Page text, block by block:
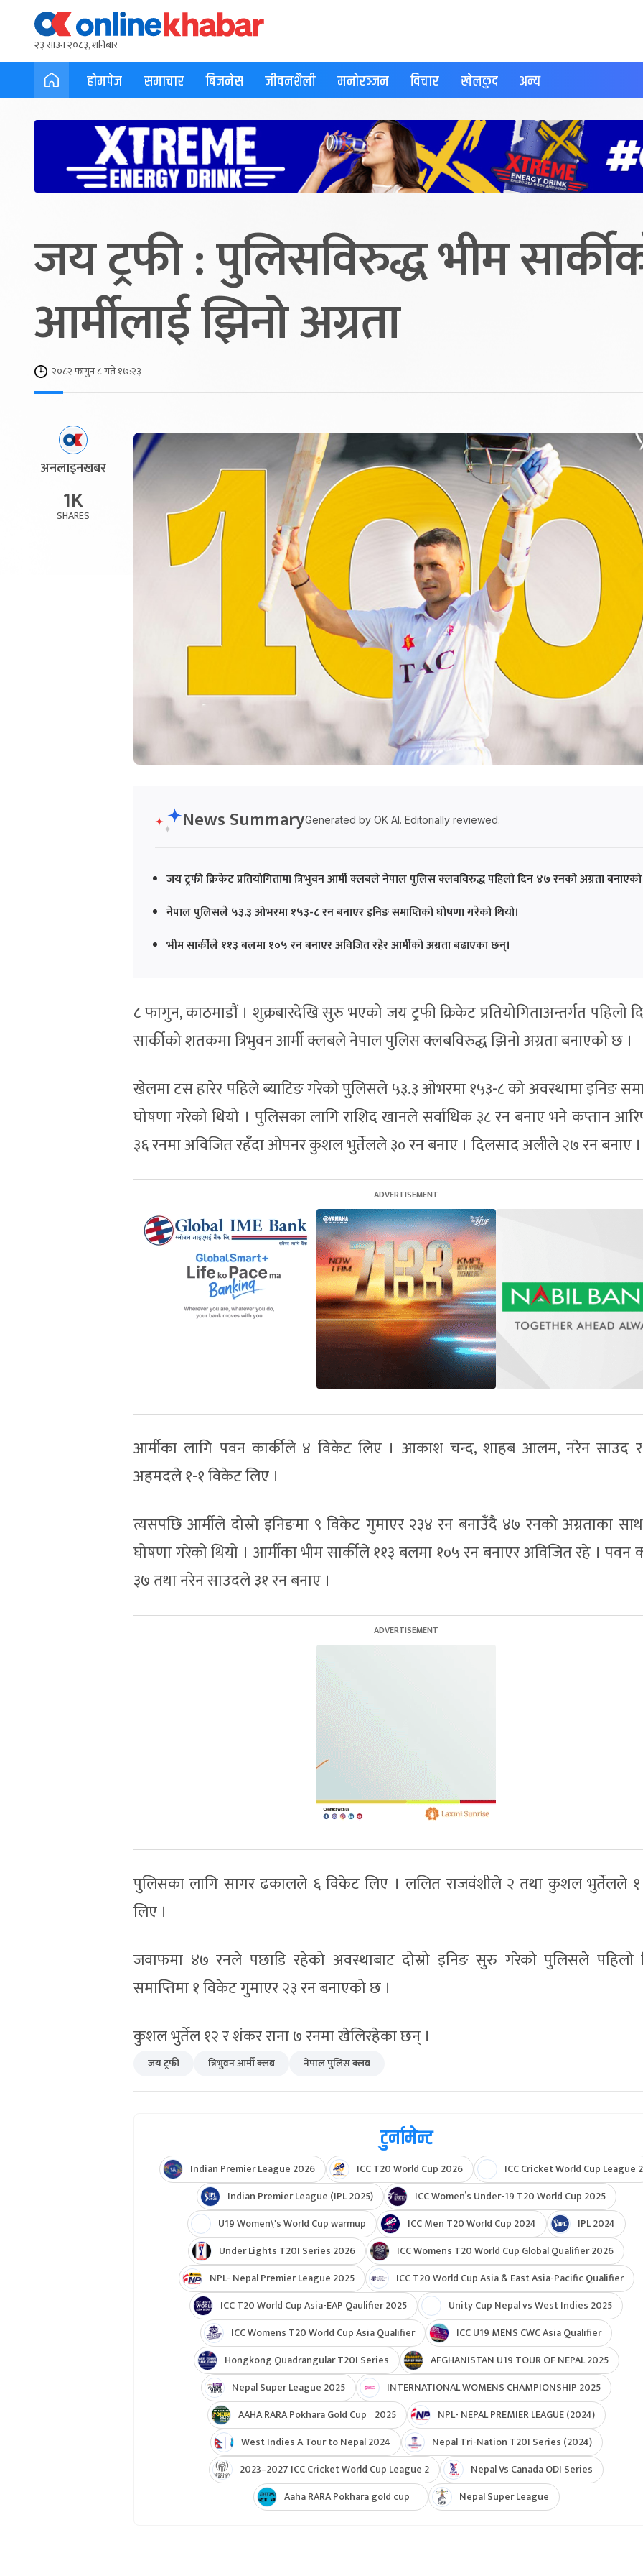
२३ साउन २०८३, शनिबार
होमपेज समाचार बिजनेस जीवनशैली मनोरञ्जन विचार खेलकुद अन्य
जय ट्रफी : पुलिसविरुद्ध भीम
आर्मीलाई झिनो अग्रता
२०८२ फागुन ८ गते १७:२३
अनलाइनखबर
1K
SHARES
News SummaryGenerated by OK AI. Editorially reviewed.
जय ट्रफी क्रिकेट प्रतियोगितामा त्रिभुवन आर्मी क्लबले नेपाल पुलिस क्लबविरुद्ध पहिलो दिन ४७ रनको अग्रता
नेपाल पुलिसले ५३.३ ओभरमा १५३-८ रन बनाएर इनिङ समाप्तिको घोषणा गरेको थियो।
भीम सार्कीले ११३ बलमा १०५ रन बनाएर अविजित रहेर आर्मीको अग्रता बढाएका छन्।
८ फागुन, काठमाडौं । शुक्रबारदेखि सुरु भएको जय ट्रफी क्रिकेट प्रतियोगिताअन्तर्गत पहिलो
सार्कीको शतकमा त्रिभुवन आर्मी क्लबले नेपाल पुलिस क्लबविरुद्ध झिनो अग्रता बनाएको छ ।
खेलमा टस हारेर पहिले ब्याटिङ गरेको पुलिसले ५३.३ ओभरमा १५३-८ को अवस्थामा इनिङ
घोषणा गरेको थियो । पुलिसका लागि राशिद खानले सर्वाधिक ३८ रन बनाए भने कप्तान
३६ रनमा अविजित रहँदा ओपनर कुशल भुर्तेलले ३० रन बनाए । दिलसाद अलीले २७ रन बनाए ।
आर्मीका लागि पवन कार्कीले ४ विकेट लिए । आकाश चन्द, शाहब आलम, नरेन साउद
अहमदले १-१ विकेट लिए ।
त्यसपछि आर्मीले दोस्रो इनिङमा ९ विकेट गुमाएर २३४ रन बनाउँदै ४७ रनको अग्रताका
घोषणा गरेको थियो । आर्मीका भीम सार्कीले ११३ बलमा १०५ रन बनाएर अविजित रहे । पवन
३७ तथा नरेन साउदले ३१ रन बनाए ।
पुलिसका लागि सागर ढकालले ६ विकेट लिए । ललित राजवंशीले २ तथा कुशल भुर्तेलले
लिए ।
जवाफमा ४७ रनले पछाडि रहेको अवस्थाबाट दोस्रो इनिङ सुरु गरेको पुलिसले पहिलो
समाप्तिमा १ विकेट गुमाएर २३ रन बनाएको छ ।
कुशल भुर्तेल १२ र शंकर राना ७ रनमा खेलिरहेका छन् ।
जय ट्रफी त्रिभुवन आर्मी क्लब नेपाल पुलिस क्लब
टुर्नामेन्ट
Indian Premier League 2026 ICC T20 World Cup 2026
ICC Cricket World Cup League 2
Indian Premier League (IPL 2025)
ICC Women’s Under-19 T20 World Cup 2025
U19 Women\'s World Cup warmup
ICC Men T20 World Cup 2024
IPL 2024
Under Lights T20I Series 2026
ICC Womens T20 World Cup Global Qualifier 2026
NPL- Nepal Premier League 2025
ICC T20 World Cup Asia & East Asia-Pacific Qualifier
ICC T20 World Cup Asia-EAP Qaulifier 2025
Unity Cup Nepal vs West Indies 2025
ICC Womens T20 World Cup Asia Qualifier
ICC U19 MENS CWC Asia Qualifier
Hongkong Quadrangular T20I Series
AFGHANISTAN U19 TOUR OF NEPAL 2025
Nepal Super League 2025
INTERNATIONAL WOMENS CHAMPIONSHIP 2025
AAHA RARA Pokhara Gold Cup 2025
NPL- NEPAL PREMIER LEAGUE (2024)
West Indies A Tour to Nepal 2024
Nepal Tri-Nation T20I Series (2024)
2023–2027 ICC Cricket World Cup League 2
Nepal Vs Canada ODI Series
Aaha RARA Pokhara gold cup
Nepal Super League